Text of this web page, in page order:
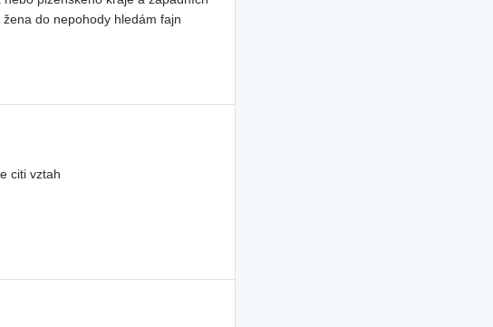
do nepohody hledám fajn
citi vztah